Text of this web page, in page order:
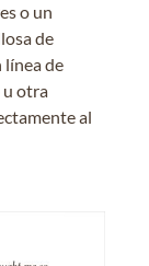
o un
de
línea de
u otra
al